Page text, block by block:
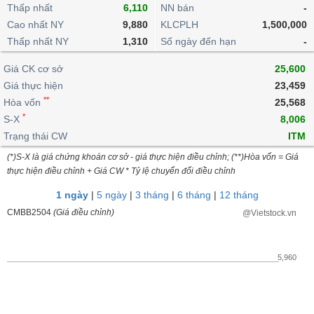
lỗ
dịch
nội
Niên
giám
Tài
liệu
cổ
Định
giá
ngoài
doanh
Top
cổ
phiếu
ngành
dịch
Chứng
quyền
quan
Thống
giao
dịch
Thống
giao
dịch
Tin
tức
Phân
tích
kỹ
thuật
trực
tuyến
Bộ
lọc
cổ
So
Vĩ
mô
lai
Chứng
quyền
Trái
phiếu
IR
Awards
tạo
Dịch
vụ
Thấp nhất
6,110
Cao nhất NY
9,880
Thấp nhất NY
1,310
NN bán
-
KLCPLH
1,500,000
Số ngày đến hạn
-
Giá CK cơ sở
25,600
Giá thực hiện
23,459
Hòa vốn **
25,568
S-X *
8,006
Trạng thái CW
ITM
(*)S-X là giá chứng khoán cơ sở - giá thực hiện điều chỉnh; (**)Hòa vốn = Giá
thực hiện điều chỉnh + Giá CW * Tỷ lệ chuyển đổi điều chỉnh
1 ngày| 5 ngày| 3 tháng | 6 tháng | 12 tháng
CMBB2504 (Giá điều chỉnh) @Vietstock.vn
5,960
BẤT
ĐỘNG
SẢN
TÀI
CHÍNH
HÀNG